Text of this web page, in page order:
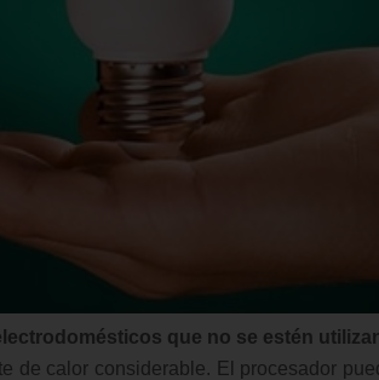
que no se estén
de calor considerable. El procesador